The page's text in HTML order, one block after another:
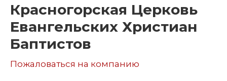
Красногорская Церковь
Евангельских Христиан
Баптистов
Пожаловаться на компанию